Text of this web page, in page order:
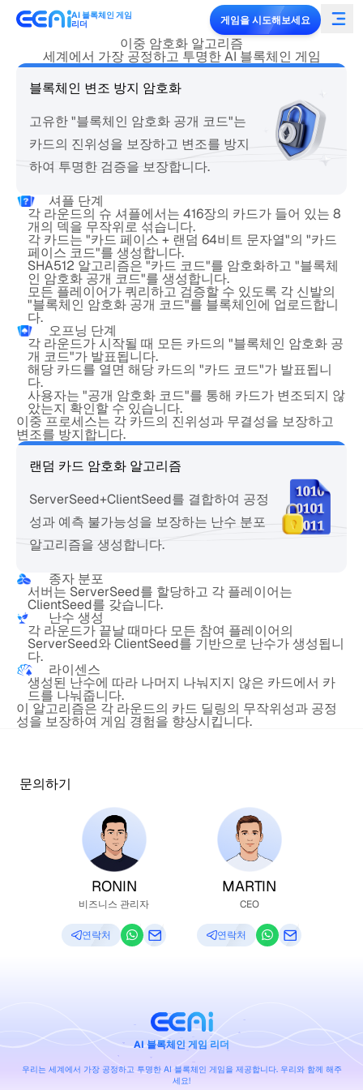
AI 블록체인 게임
리더
게임을 시도해보세요
이중 암호화 알고리즘
세계에서 가장 공정하고 투명한 AI 블록체인 게임
블록체인 변조 방지 암호화
고유한 "블록체인 암호화 공개 코드"는
카드의 진위성을 보장하고 변조를 방지
하여 투명한 검증을 보장합니다.
셔플 단계
각 라운드의 슈 셔플에서는 416장의 카드가 들어 있는 8
개의 덱을 무작위로 섞습니다.
각 카드는 "카드 페이스 + 랜덤 64비트 문자열"의 "카드
페이스 코드"를 생성합니다.
SHA512 알고리즘은 "카드 코드"를 암호화하고 "블록체
인 암호화 공개 코드"를 생성합니다.
모든 플레이어가 쿼리하고 검증할 수 있도록 각 신발의
"블록체인 암호화 공개 코드"를 블록체인에 업로드합니
다.
오프닝 단계
각 라운드가 시작될 때 모든 카드의 "블록체인 암호화 공
개 코드"가 발표됩니다.
해당 카드를 열면 해당 카드의 "카드 코드"가 발표됩니
다.
사용자는 "공개 암호화 코드"를 통해 카드가 변조되지 않
았는지 확인할 수 있습니다.
이중 프로세스는 각 카드의 진위성과 무결성을 보장하고
변조를 방지합니다.
랜덤 카드 암호화 알고리즘
ServerSeed+ClientSeed를 결합하여 공정
성과 예측 불가능성을 보장하는 난수 분포
알고리즘을 생성합니다.
종자 분포
서버는 ServerSeed를 할당하고 각 플레이어는
ClientSeed를 갖습니다.
난수 생성
각 라운드가 끝날 때마다 모든 참여 플레이어의
ServerSeed와 ClientSeed를 기반으로 난수가 생성됩니
다.
라이센스
생성된 난수에 따라 나머지 나눠지지 않은 카드에서 카
드를 나눠줍니다.
이 알고리즘은 각 라운드의 카드 딜링의 무작위성과 공정
성을 보장하여 게임 경험을 향상시킵니다.
문의하기
RONIN
비즈니스 관리자
연락처
MARTIN
CEO
연락처
AI 블록체인 게임 리더
우리는 세계에서 가장 공정하고 투명한 AI 블록체인 게임을 제공합니다. 우리와 함께 해주
세요!